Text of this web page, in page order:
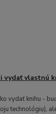
vydať vlastnú
vydať knihu -
technológiu),